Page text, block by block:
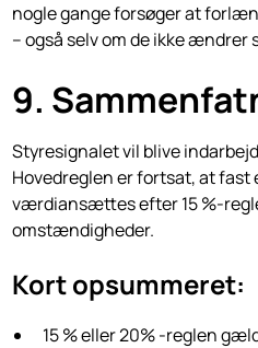
nogle gange forsøger at
– også selv om de ikke ændrer
9.
Styresignalet vil blive
Hovedreglen er fortsat, at
værdiansættes efter 15 %-
omstændigheder.
Kort opsummeret:
15 % eller 20% -reglen